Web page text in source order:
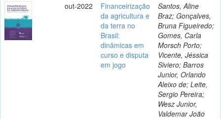
out-2022
Financeirização
da agricultura e
da terra no
Brasil:
dinâmicas em
curso e disputa
em jogo
Santos, Aline
Braz; Gonçalves,
Bruna Figueiredo;
Gomes, Carla
Morsch Porto;
Vicente, Jéssica
Siviero; Barros
Junior, Orlando
Aleixo de; Leite,
Sergio Pereira;
Wesz Junior,
Valdemar João